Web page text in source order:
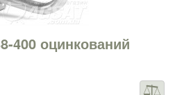
400 оцинкований